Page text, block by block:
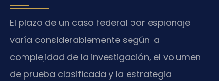
El plazo de un caso federal por espionaje
varía considerablemente según la
complejidad de la investigación, el volumen
de prueba clasificada y la estrategia